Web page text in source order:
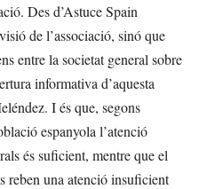
Des d’Astuce Spain
de l’associació, sinó que
entre la societat general sobre
informativa d’aquesta
I és que, segons
espanyola l’atenció
és suficient, mentre que el
reben una atenció insuficient